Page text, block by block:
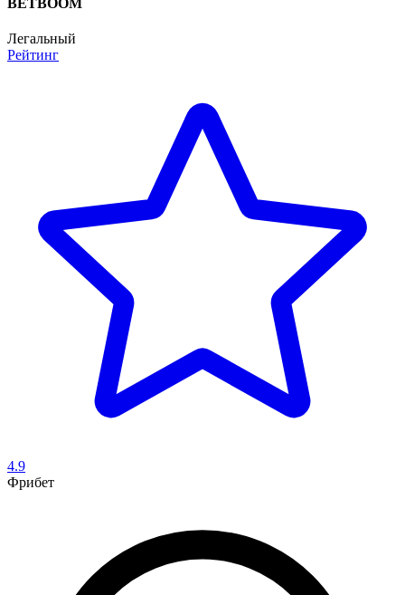
BETBOOM
Легальный
Рейтинг
4.9
Фрибет